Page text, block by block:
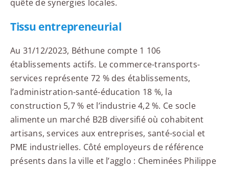
quête de synergies locales.
Tissu entrepreneurial
Au 31/12/2023, Béthune compte 1 106
établissements actifs. Le commerce-transports-
services représente 72 % des établissements,
l’administration-santé-éducation 18 %, la
construction 5,7 % et l’industrie 4,2 %. Ce socle
alimente un marché B2B diversifié où cohabitent
artisans, services aux entreprises, santé-social et
PME industrielles. Côté employeurs de référence
présents dans la ville et l’agglo : Cheminées Philippe